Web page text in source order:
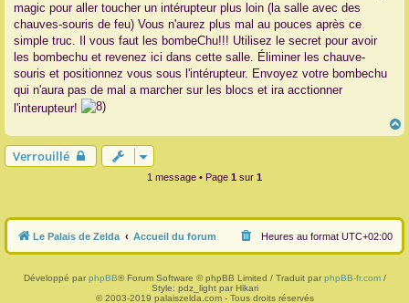
a
g
magic pour aller toucher un intérupteur plus loin (la salle avec des
chauves-souris de feu) Vous n'aurez plus mal au pouces après ce
simple truc. Il vous faut les bombeChu!!! Utilisez le secret pour avoir
les bombechu et revenez ici dans cette salle. Éliminer les chauve-
souris et positionnez vous sous l'intérupteur. Envoyez votre bombechu
qui n'aura pas de mal a marcher sur les blocs et ira acctionner
l'interupteur!
a
Verrouillé
1 message • Page 1 sur 1
Le Palais de Zelda Accueil du forum Heures au format UTC+02:00
Développé par phpBB® Forum Software © phpBB Limited / Traduit par phpBB-fr.com/
Style: pdz_light par Hikari
© 2003-2019 palaiszelda.com - Tous droits réservés